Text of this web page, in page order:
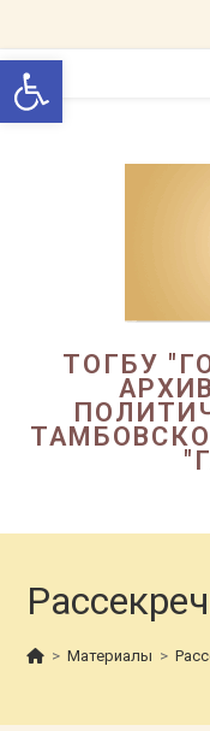
Открыть
содержимому
ТОГБУ
> Материалы >